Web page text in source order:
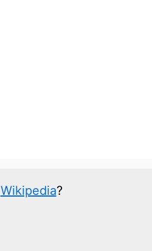
Wikipedia?